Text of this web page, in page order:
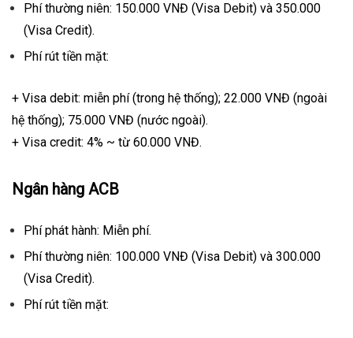
Phí thường niên: 150.000 VNĐ (Visa Debit) và 350.000
(Visa Credit).
Phí rút tiền mặt:
+ Visa debit: miễn phí (trong hệ thống); 22.000 VNĐ (ngoài
hệ thống); 75.000 VNĐ (nước ngoài).
+ Visa credit: 4% ~ từ 60.000 VNĐ.
Ngân hàng ACB
Phí phát hành: Miễn phí.
Phí thường niên: 100.000 VNĐ (Visa Debit) và 300.000
(Visa Credit).
Phí rút tiền mặt: